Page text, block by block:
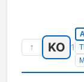
↑ KO 1
TI